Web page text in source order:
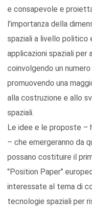
e consapevole e
l’importanza della
spaziali a livello politico
applicazioni spaziali
coinvolgendo un
promuovendo una
alla costruzione e allo
spaziali.
Le idee e le proposte –
– che emergeranno da
possano costituire il
"Position Paper"
interessate al tema di
tecnologie spaziali per